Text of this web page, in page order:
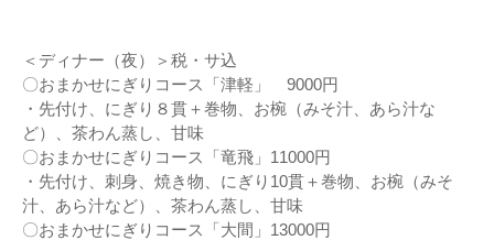
＜ディナー（夜）＞税・サ込
〇おまかせにぎりコース「津軽」 9000円
・先付け、にぎり８貫＋巻物、お椀（みそ汁、あら汁な
ど）、茶わん蒸し、甘味
〇おまかせにぎりコース「竜飛」11000円
・先付け、刺身、焼き物、にぎり10貫＋巻物、お椀（みそ
汁、あら汁など）、茶わん蒸し、甘味
〇おまかせにぎりコース「大間」13000円